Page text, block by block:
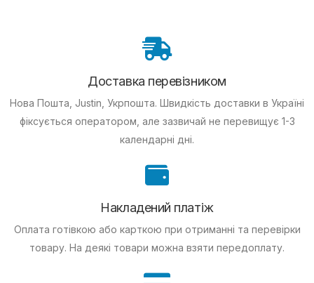
Доставка перевізником
Нова Пошта, Justin, Укрпошта. Швидкість доставки в Україні
фіксується оператором, але зазвичай не перевищує 1-3
календарні дні.
Накладений платіж
Оплата готівкою або карткою при отриманні та перевірки
товару. На деякі товари можна взяти передоплату.